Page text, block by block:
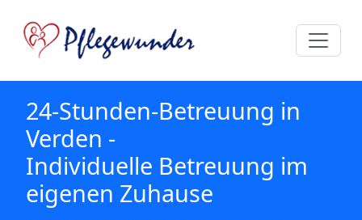
24-Stunden-Betreuung in
Verden -
Individuelle Betreuung im
eigenen Zuhause